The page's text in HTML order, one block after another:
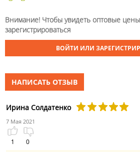
Внимание! Чтобы увидеть оптовые
зарегистрироваться
ВОЙТИ ИЛИ
НАПИСАТЬ ОТЗЫВ
Ирина Солдатенко
7 Мая 2021
1 0